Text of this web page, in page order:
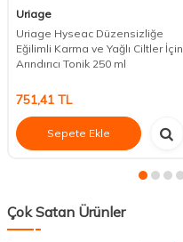
Uriage
Uriage Hyseac Düzensizliğe
Eğilimli Karma ve Yağlı Ciltler İçin
Arındırıcı Tonik 250 ml
751,41 TL
Sepete Ekle
Çok Satan Ürünler